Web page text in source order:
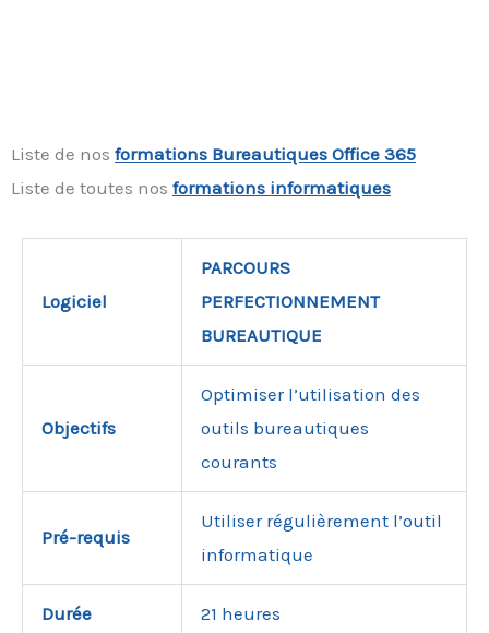
Liste de nos formations Bureautiques Office 365
Liste de toutes nos formations informatiques
Logiciel
PARCOURS
PERFECTIONNEMENT
BUREAUTIQUE
Objectifs
Optimiser l’utilisation des
outils bureautiques
courants
Pré-requis
Utiliser régulièrement l’outil
informatique
Durée 21 heures